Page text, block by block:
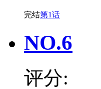
完结第1话
NO.6
评分: